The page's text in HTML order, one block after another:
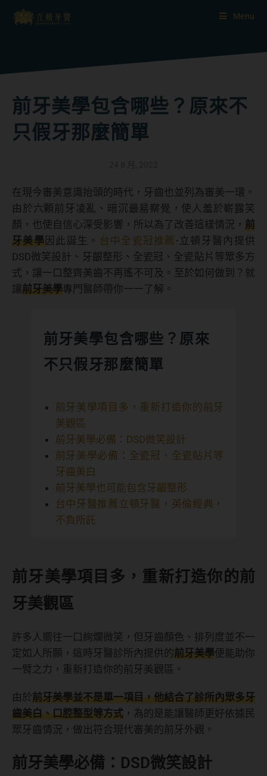
Menu
前牙美學包含哪些？原來不
只假牙那麼簡單
在現今審美意識抬頭的時代，牙齒也並列為審美一環。
由於六顆前牙凌亂、暗沉最易察覺，使人羞於嶄露笑
顏，也使自信心深受影響，所以為了改善這樣情況， 前
牙美學因此誕生。 台中全瓷冠推薦 -立頓牙醫內提供
DSD微笑設計、牙齦整形、全瓷冠、全瓷貼片等眾多方
式，讓一口整齊美齒不再遙不可及。至於如何做到？就
讓前牙美學專門醫師帶你一一了解。
前牙美學包含哪些？原來
不只假牙那麼簡單
前牙美學項目多，重新打造你的前牙
美觀區
前牙美學必備：DSD微笑設計
前牙美學必備：全瓷冠、全瓷貼片等
牙齒美白
前牙美學也可能包含牙齦整形
台中牙醫推薦立頓牙醫，英倫經典，
不負所託
前牙美學項目多，重新打造你的前
牙美觀區
許多人嚮往一口絢爛微笑，但牙齒顏色、排列度並不一
定如人所願，這時牙醫診所內提供的前牙美學便能助你
一臂之力，重新打造你的前牙美觀區。
由於前牙美學並不是單一項目，他結合了診所內眾多牙
齒美白、口腔整型等方式 ，為的是能讓醫師更好依據民
眾牙齒情況，做出符合現代審美的前牙外觀。
前牙美學必備：DSD微笑設計